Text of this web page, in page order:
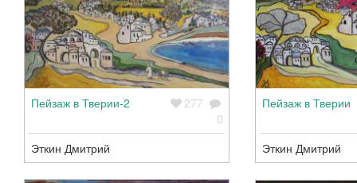
Пейзаж в Тверии-2
277
0
Эткин Дмитрий
Пейзаж в Тверии
Эткин Дмитрий